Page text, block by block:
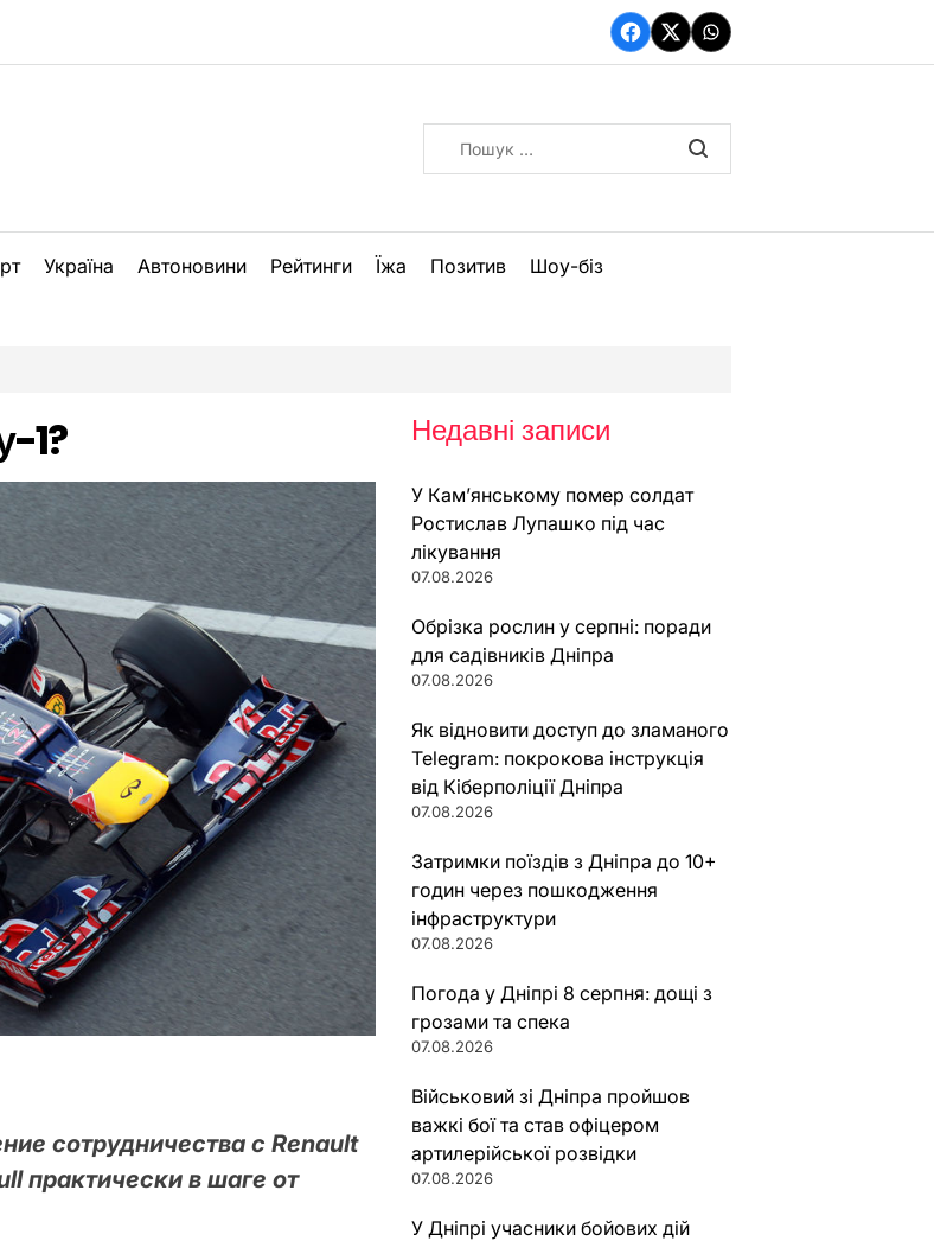
Facebook
TwitterWhatsApp
Україна Автоновини Рейтинги Їжа Позитив Шоу-біз
1?
сотрудничества с Renault
практически в шаге от
Недавні записи
У Кам’янському помер солдат
Ростислав Лупашко під час
лікування
07.08.2026
Обрізка рослин у серпні: поради
для садівників Дніпра
07.08.2026
Як відновити доступ до зламаного
Telegram: покрокова інструкція
від Кіберполіції Дніпра
07.08.2026
Затримки поїздів з Дніпра до 10+
годин через пошкодження
інфраструктури
07.08.2026
Погода у Дніпрі 8 серпня: дощі з
грозами та спека
07.08.2026
Військовий зі Дніпра пройшов
важкі бої та став офіцером
артилерійської розвідки
07.08.2026
У Дніпрі учасники бойових дій